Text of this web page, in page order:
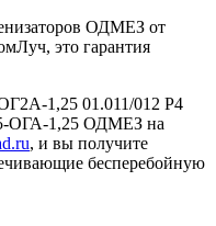
ОДМЕЗ от
это гарантия
1,25 01.011/012 Р4
ОГА-1,25 ОДМЕЗ на
, и вы получите
бесперебойную